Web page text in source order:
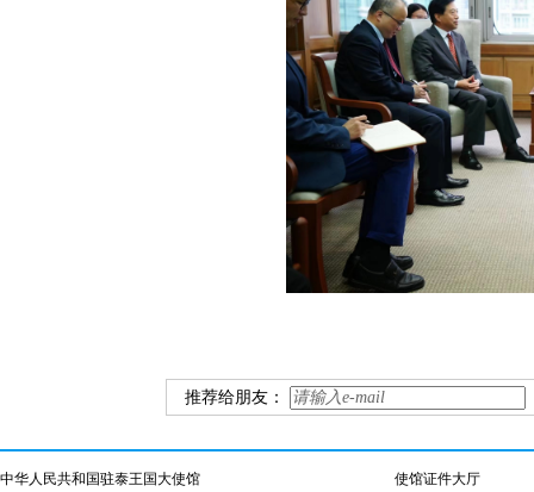
推荐给朋友：
中华人民共和国驻泰王国大使馆 使馆证件大厅